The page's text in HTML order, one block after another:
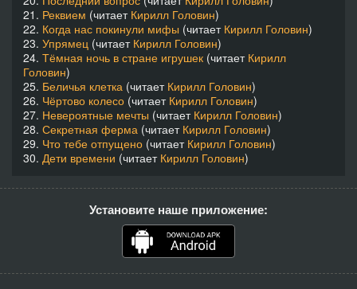
21. Реквием (читает Кирилл Головин)
22. Когда нас покинули мифы (читает Кирилл Головин)
23. Упрямец (читает Кирилл Головин)
24. Тёмная ночь в стране игрушек (читает Кирилл
Головин)
25. Беличья клетка (читает Кирилл Головин)
26. Чёртово колесо (читает Кирилл Головин)
27. Невероятные мечты (читает Кирилл Головин)
28. Секретная ферма (читает Кирилл Головин)
29. Что тебе отпущено (читает Кирилл Головин)
30. Дети времени (читает Кирилл Головин)
Установите наше приложение: